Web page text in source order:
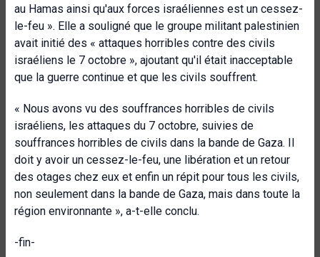
au Hamas ainsi qu'aux forces israéliennes est un cessez-
le-feu ». Elle a souligné que le groupe militant palestinien
avait initié des « attaques horribles contre des civils
israéliens le 7 octobre », ajoutant qu'il était inacceptable
que la guerre continue et que les civils souffrent.
« Nous avons vu des souffrances horribles de civils
israéliens, les attaques du 7 octobre, suivies de
souffrances horribles de civils dans la bande de Gaza. Il
doit y avoir un cessez-le-feu, une libération et un retour
des otages chez eux et enfin un répit pour tous les civils,
non seulement dans la bande de Gaza, mais dans toute la
région environnante », a-t-elle conclu.
-fin-